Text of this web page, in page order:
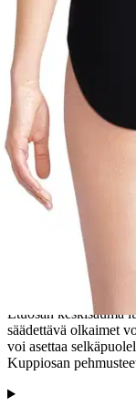
Tarkista
Tuotekuvaus
Naisten upea
Etuosan keskisauma
säädettävä olkaimet
voi asettaa
Kuppiosan